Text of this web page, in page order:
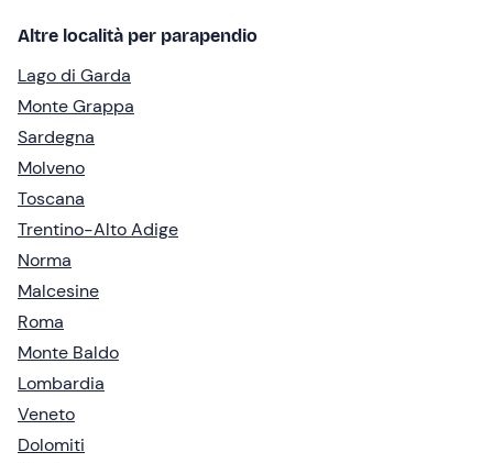
Altre località per parapendio
Lago di Garda
Monte Grappa
Sardegna
Molveno
Toscana
Trentino-Alto Adige
Norma
Malcesine
Roma
Monte Baldo
Lombardia
Veneto
Dolomiti